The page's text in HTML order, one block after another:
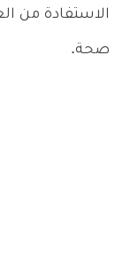
الاستفادة من
صحة.